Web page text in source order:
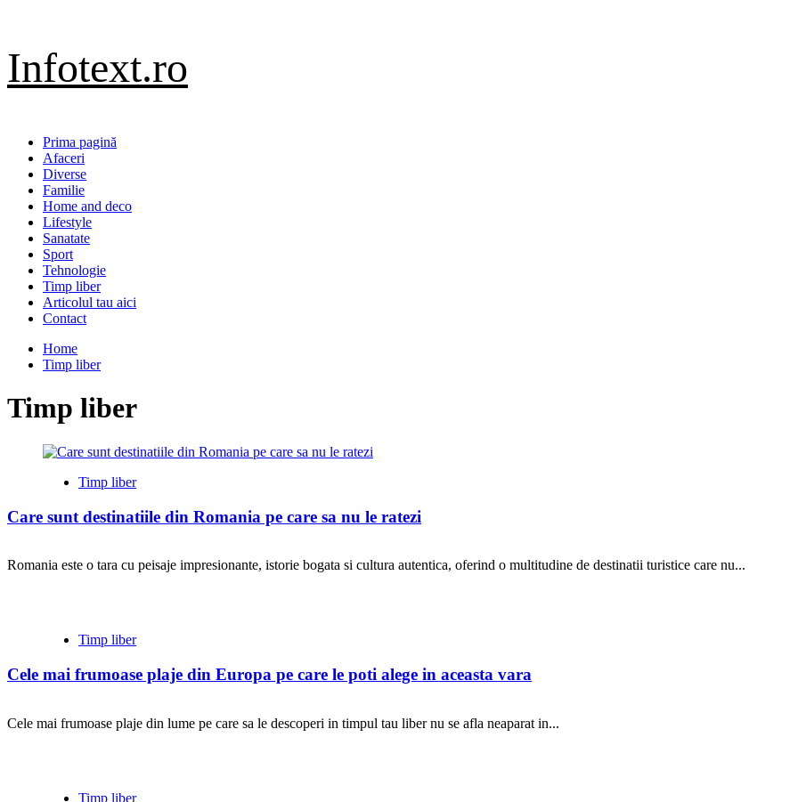
conținut
Infotext.ro
Primary
Menu
Prima pagină
Afaceri
Diverse
Familie
Home and deco
Lifestyle
Sanatate
Sport
Tehnologie
Timp liber
Articolul tau aici
Contact
Home
Timp liber
Timp liber
Timp liber
Care sunt destinatiile din Romania pe care sa nu le ratezi
Romania este o tara cu peisaje impresionante, istorie bogata si cultura autentica, oferind o multitudine de destinatii turistice care nu...
Timp liber
Cele mai frumoase plaje din Europa pe care le poti alege in aceasta vara
Cele mai frumoase plaje din lume pe care sa le descoperi in timpul tau liber nu se afla neaparat in...
Timp liber